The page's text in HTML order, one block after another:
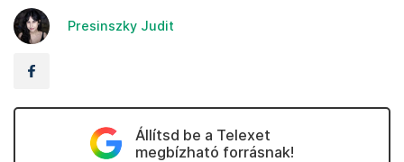
Presinszky Judit
Állítsd be a Telexet
megbízható forrásnak!